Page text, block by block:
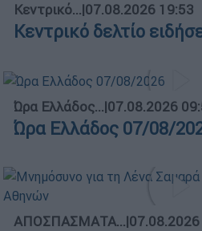
Κεντρικό...|07.08.2026 19:53
Κεντρικό δελτίο
Ώρα Ελλάδος...|07.08.2026
Ώρα Ελλάδος 07/08/
ΑΠΟΣΠΑΣΜΑΤΑ...|